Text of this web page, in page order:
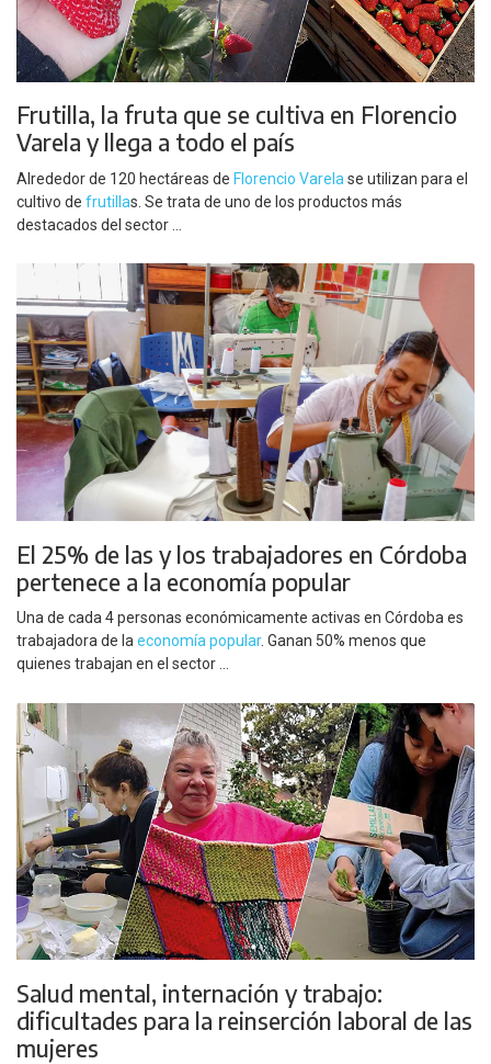
Frutilla, la fruta que se cultiva en Florencio
Varela y llega a todo el país
Alrededor de 120 hectáreas de Florencio Varela se utilizan para el
cultivo de frutillas. Se trata de uno de los productos más
destacados del sector ...
El 25% de las y los trabajadores en Córdoba
pertenece a la economía popular
Una de cada 4 personas económicamente activas en Córdoba es
trabajadora de la economía popular. Ganan 50% menos que
quienes trabajan en el sector ...
Salud mental, internación y trabajo:
dificultades para la reinserción laboral de las
mujeres